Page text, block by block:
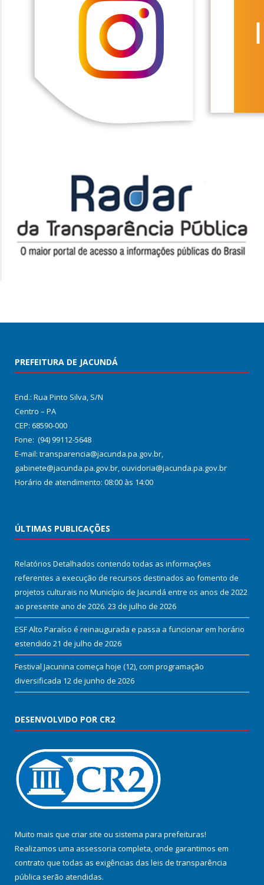
PREFEITURA DE JACUNDÁ
End.: Rua Pinto Silva, S/N
Centro – PA
CEP: 68590-000
Fone: (94) 99112-5648
E-mail: transparencia@jacunda.pa.gov.br,
gabinete@jacunda.pa.gov.br, ouvidoria@jacunda.pa.gov.br
Horário de atendimento: 08:00 às 14:00
ÚLTIMAS PUBLICAÇÕES
Relatórios Detalhados contendo todas as informações
referentes a execução de recursos destinados ao fomento de
projetos culturais no Município de Jacundá entre os anos de 2022
ao presente ano de 2026. 23 de julho de 2026
ESF Alto Paraíso é reinaugurada e passa a funcionar em horário
estendido 21 de julho de 2026
Festival Jacunina começa hoje (12), com programação
diversificada 12 de junho de 2026
DESENVOLVIDO POR CR2
Muito mais que criar site ou sistema para prefeituras!
Realizamos uma assessoria completa, onde garantimos em
contrato que todas as exigências das leis de transparência
pública serão atendidas.